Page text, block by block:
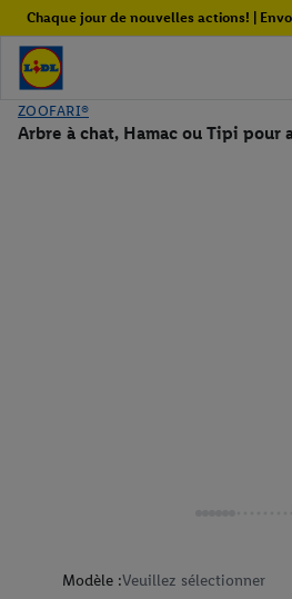
Chaque jour de nouvelles actions! |
ZOOFARI®
Arbre à chat, Hamac ou Tipi pour
Modèle :Veuillez sélectionner